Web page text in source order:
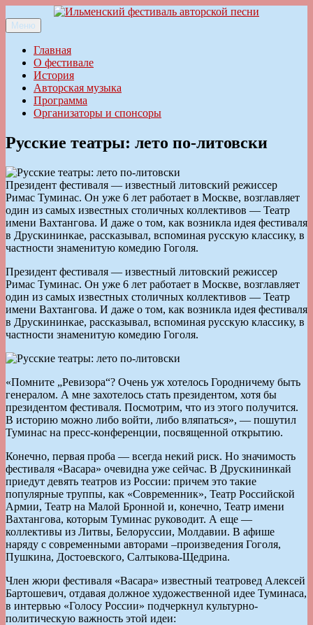
к
содержимому
Ильменский фестиваль авторской песни
Меню
Главная
О фестивале
История
Авторская музыка
Программа
Организаторы и спонсоры
Русские театры: лето по-литовски
Президент фестиваля — известный литовский режиссер
Римас Туминас. Он уже 6 лет работает в Москве, возглавляет
один из самых известных столичных коллективов — Театр
имени Вахтангова. И даже о том, как возникла идея фестиваля
в Друскининкае, рассказывал, вспоминая русскую классику, в
частности знаменитую комедию Гоголя.
Президент фестиваля — известный литовский режиссер
Римас Туминас. Он уже 6 лет работает в Москве, возглавляет
один из самых известных столичных коллективов — Театр
имени Вахтангова. И даже о том, как возникла идея фестиваля
в Друскининкае, рассказывал, вспоминая русскую классику, в
частности знаменитую комедию Гоголя.
«Помните „Ревизора“? Очень уж хотелось Городничему быть
генералом. А мне захотелось стать президентом, хотя бы
президентом фестиваля. Посмотрим, что из этого получится.
В историю можно либо войти, либо вляпаться», — пошутил
Туминас на пресс-конференции, посвященной открытию.
Конечно, первая проба — всегда некий риск. Но значимость
фестиваля «Васара» очевидна уже сейчас. В Друскининкай
приедут девять театров из России: причем это такие
популярные труппы, как «Современник», Театр Российской
Армии, Театр на Малой Бронной и, конечно, Театр имени
Вахтангова, которым Туминас руководит. А еще —
коллективы из Литвы, Белоруссии, Молдавии. В афише
наряду с современными авторами –произведения Гоголя,
Пушкина, Достоевского, Салтыкова-Щедрина.
Член жюри фестиваля «Васара» известный театровед Алексей
Бартошевич, отдавая должное художественной идее Туминаса,
в интервью «Голосу России» подчеркнул культурно-
политическую важность этой идеи: